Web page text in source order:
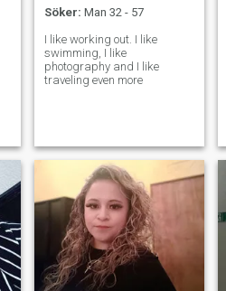
Söker: Man 32 - 57
I like working out. I like
swimming, I like
photography and I like
traveling even more